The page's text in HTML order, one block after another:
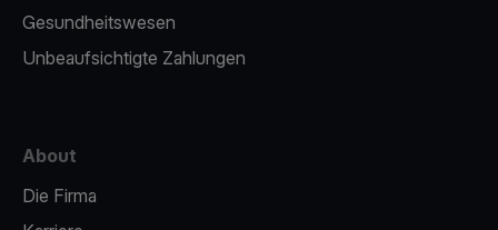
Gesundheitswesen
Unbeaufsichtigte Zahlungen
About
Die Firma